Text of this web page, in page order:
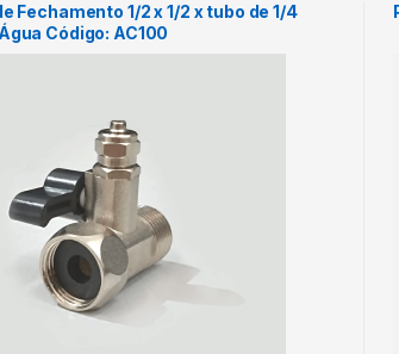
Fechamento 1/2 x 1/2 x tubo de 1/4
Código: AC100